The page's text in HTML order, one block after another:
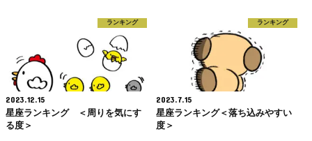
ランキング
2023.12.15
星座ランキング ＜周りを気にす
る度＞
ランキング
2023.7.15
星座ランキング＜落ち込みやすい
度＞